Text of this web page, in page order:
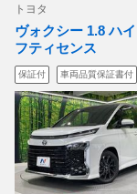
トヨタ
ヴォクシー 1.8 ハ
フティセンス
保証付 車両品質保証書付